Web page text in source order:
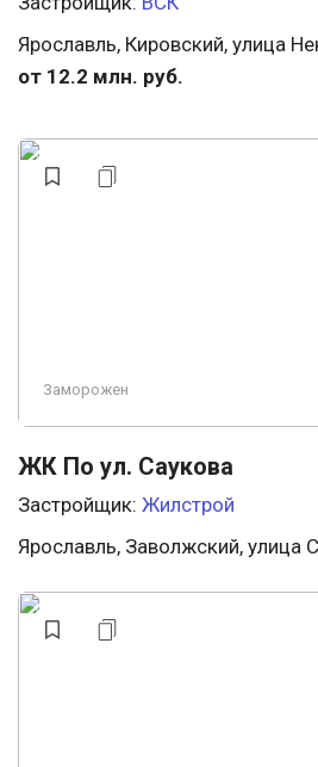
Ярославль, Кировский, улица
от 12.2 млн. руб.
Заморожен
ЖК По ул. Саукова
Застройщик: Жилстрой
Ярославль, Заволжский, улица